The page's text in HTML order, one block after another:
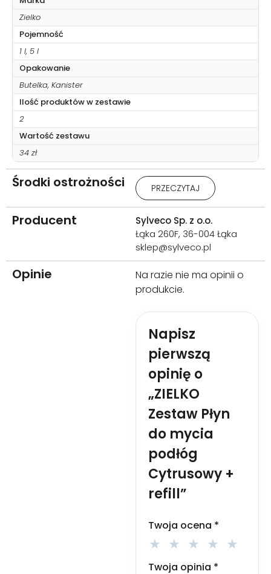
Zielko
Pojemność
1 l, 5 l
Opakowanie
Butelka, Kanister
Ilość produktów w zestawie
2
Wartość zestawu
34 zł
Środki ostrożności
Uwaga: Działa drażniąco na
oczy. W razie konieczności
zasięgnięcia porady lekarza
należy pokazać pojemnik lub
etykietę. Chronić przed
dziećmi. Dokładnie umyć ręce i
dotknięte części ciała po
użyciu. W PRZYPADKU DOSTANIA
SIĘ DO OCZU: Ostrożnie płukać
wodą przez kilka minut. Wyjąć
soczewki kontaktowe, jeżeli są i
płukać. W przypadku
utrzymywania się działania
drażniącego na oczy:
Zasięgnąć porady/zgłosić się
pod opiekę lekarza. Stosować
zgodnie z przeznaczeniem i
sposobem użycia.
Przechowywać w miejscu
niedostępnym dla dzieci.
PRZECZYTAJ
Producent
Sylveco Sp. z o.o.
Łąka 260F, 36-004 Łąka
sklep@sylveco.pl
Opinie
Na razie nie ma opinii o
produkcie.
Napisz
pierwszą
opinię o
„ZIELKO
Zestaw Płyn
do mycia
podłóg
Cytrusowy +
refill”
Twoja ocena *
Twoja opinia *